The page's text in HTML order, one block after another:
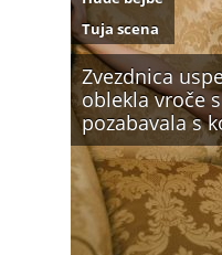
Zvezdnica
oblekla vroče
pozabavala s
Tuja scena